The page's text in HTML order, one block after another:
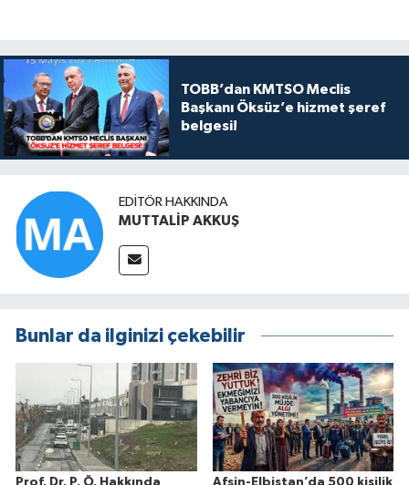
TOBB’dan KMTSO Meclis
Başkanı Öksüz’e hizmet şeref
belgesi!
EDITÖR HAKKINDA
MUTTALİP AKKUŞ
Bunlar da ilginizi çekebilir